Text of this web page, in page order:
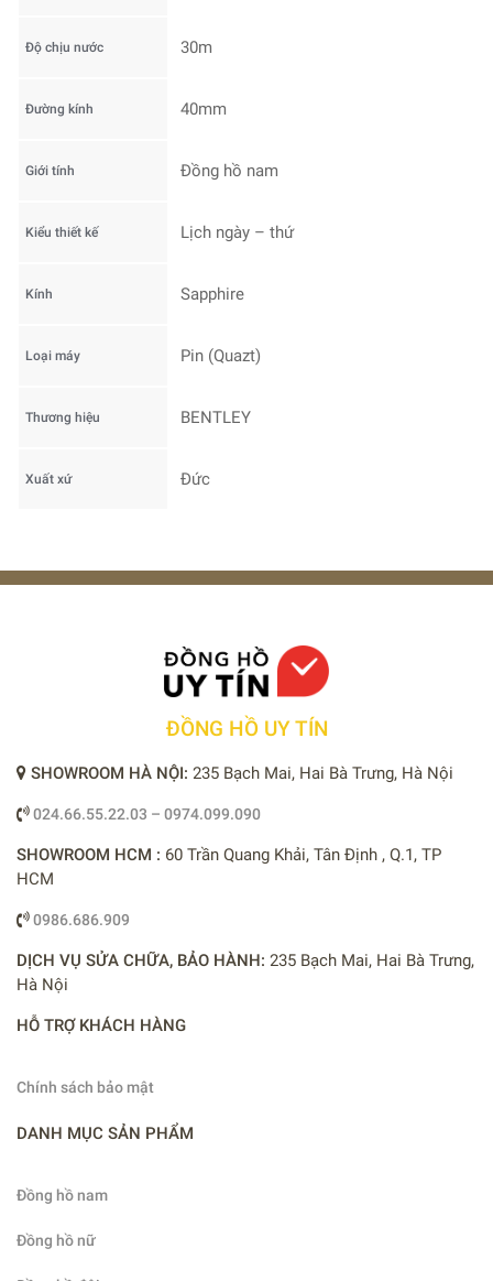
Độ chịu nước 30m
Đường kính 40mm
Giới tính Đồng hồ nam
Kiểu thiết kế Lịch ngày – thứ
Kính Sapphire
Loại máy Pin (Quazt)
Thương hiệu BENTLEY
Xuất xứ Đức
ĐỒNG HỒ UY TÍN
SHOWROOM HÀ NỘI: 235 Bạch Mai, Hai Bà Trưng, Hà Nội
024.66.55.22.03 – 0974.099.090
SHOWROOM HCM : 60 Trần Quang Khải, Tân Định , Q.1, TP
HCM
0986.686.909
DỊCH VỤ SỬA CHỮA, BẢO HÀNH: 235 Bạch Mai, Hai Bà Trưng,
Hà Nội
HỖ TRỢ KHÁCH HÀNG
Chính sách bảo mật
DANH MỤC SẢN PHẨM
Đồng hồ nam
Đồng hồ nữ